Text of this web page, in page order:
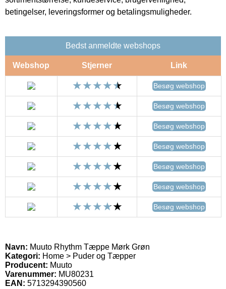
betingelser, leveringsformer og betalingsmuligheder.
Bedst anmeldte webshops
Webshop Stjerner Link
Besøg webshop
Besøg webshop
Besøg webshop
Besøg webshop
Besøg webshop
Besøg webshop
Besøg webshop
Navn: Muuto Rhythm Tæppe Mørk Grøn
Kategori: Home > Puder og Tæpper
Producent: Muuto
Varenummer: MU80231
EAN: 5713294390560